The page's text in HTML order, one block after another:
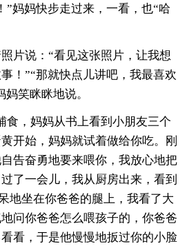
”妈妈快步走过来，一看，也“哈
片说：“看见这张照片，让我想
！”“那就快点儿讲吧，我最喜欢
笑眯眯地说。
食，妈妈从书上看到小朋友三个
开始，妈妈就试着做给你吃。刚
告奋勇地要来喂你，我放心地把
了一会儿，我从厨房出来，看到
地坐在你爸爸的腿上，我看了大
问你爸爸怎么喂孩子的，你爸爸
看，于是他慢慢地扳过你的小脸